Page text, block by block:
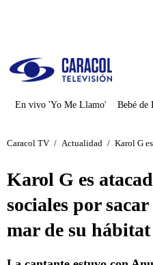
En vivo 'Yo Me Llamo' Bebé de
Caracol TV / Actualidad / Karol G
Karol G es
sociales por
mar de su hábitat